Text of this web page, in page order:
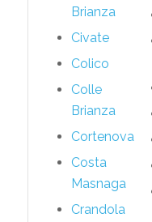
Brianza
Civate
Colico
Colle
Brianza
Cortenova
Costa
Masnaga
Crandola